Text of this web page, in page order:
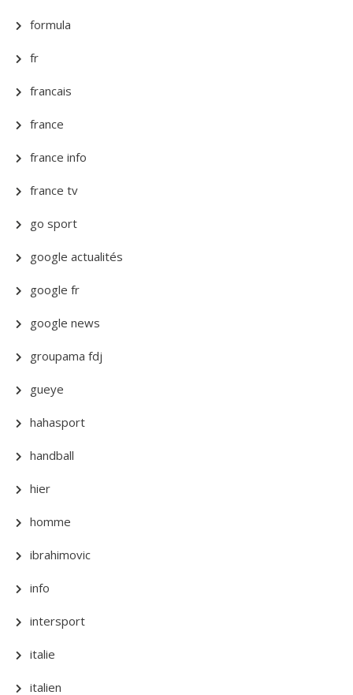
formula
fr
francais
france
france info
france tv
go sport
google actualités
google fr
google news
groupama fdj
gueye
hahasport
handball
hier
homme
ibrahimovic
info
intersport
italie
italien